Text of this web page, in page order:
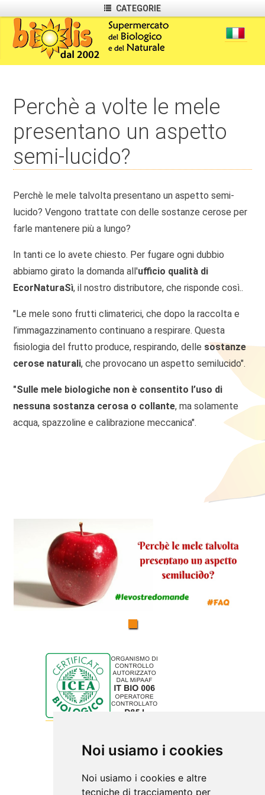
Noi usiamo i cookies
Noi usiamo i cookies e altre
tecniche di tracciamento per
CATEGORIE
Perchè a volte le mele
presentano un aspetto
semi-lucido?
Perchè le mele talvolta presentano un aspetto semi-
lucido? Vengono trattate con delle sostanze cerose per
farle mantenere più a lungo?
In tanti ce lo avete chiesto. Per fugare ogni dubbio
abbiamo girato la domanda all'ufficio qualità di
EcorNaturaSì, il nostro distributore, che risponde così..
"Le mele sono frutti climaterici, che dopo la raccolta e
l’immagazzinamento continuano a respirare. Questa
fisiologia del frutto produce, respirando, delle sostanze
cerose naturali, che provocano un aspetto semilucido".
"Sulle mele biologiche non è consentito l’uso di
nessuna sostanza cerosa o collante, ma solamente
acqua, spazzoline e calibrazione meccanica".